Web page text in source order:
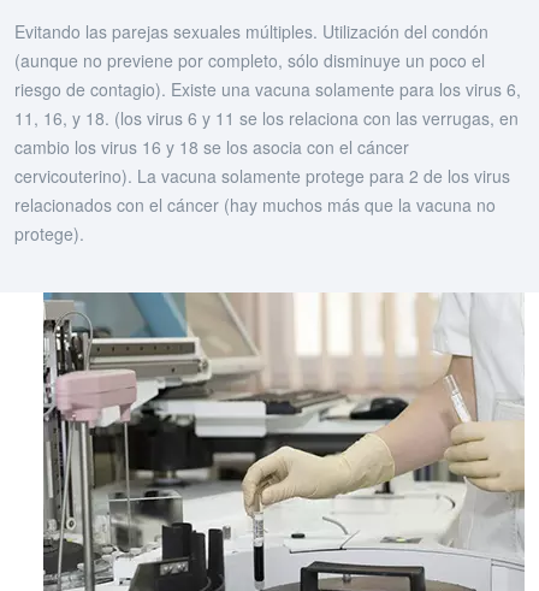
Evitando las parejas sexuales múltiples. Utilización del condón
(aunque no previene por completo, sólo disminuye un poco el
riesgo de contagio). Existe una vacuna solamente para los virus 6,
11, 16, y 18. (los virus 6 y 11 se los relaciona con las verrugas, en
cambio los virus 16 y 18 se los asocia con el cáncer
cervicouterino). La vacuna solamente protege para 2 de los virus
relacionados con el cáncer (hay muchos más que la vacuna no
protege).